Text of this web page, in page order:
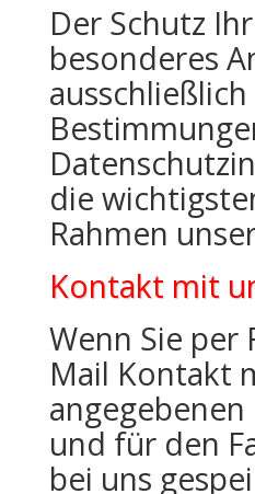
Der Schutz
besonderes
die
Rahmen
Kontakt mit
Wenn Sie per
Mail Kontakt
und für den
bei uns